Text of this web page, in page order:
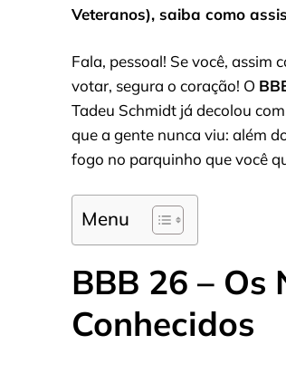
Veteranos), saiba como
Fala, pessoal! Se você, assim
votar, segura o coração! O
Tadeu Schmidt já decolou
que a gente nunca viu: além
fogo no parquinho que você
Menu
BBB 26 – Os
Conhecidos